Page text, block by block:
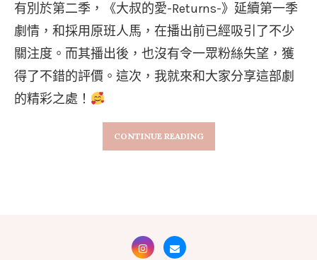
有別於第二季，《大叔的愛-Returns-》延續第一季
劇情，和採用原班人馬，在播出前已經吸引了不少
關注度。而其播出後，也沒有令一眾粉絲失望，獲
得了不錯的評價。這次，我就來和大家分享這部劇
的精彩之處！
CONTINUE READING